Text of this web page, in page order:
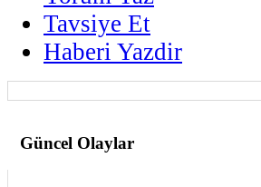
Tavsiye Et
Haberi Yazdir
Güncel Olaylar